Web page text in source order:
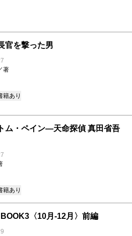
官を撃った男
著
籍あり
ム・ペイン―天命探偵 真田省吾
籍あり
〈10月-12月〉前編